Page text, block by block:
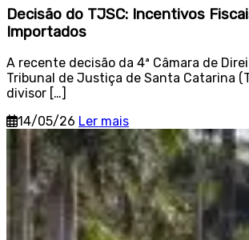
Decisão do TJSC: Incentivos
Importados
A recente decisão da 4ª Câmara de
Tribunal de Justiça de Santa Catarina
divisor […]
14/05/26 Ler mais